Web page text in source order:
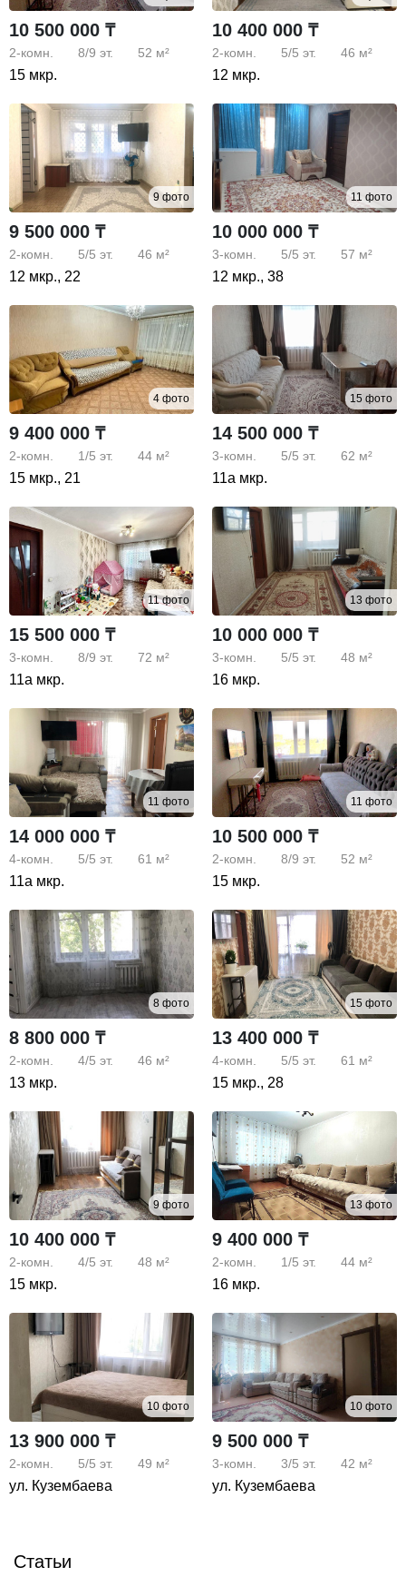
10 500 000 ₸
2-комн. 8/9 эт. 52 м²
15 мкр.
10 400 000 ₸
2-комн. 5/5 эт. 46 м²
12 мкр.
9 фото
9 500 000 ₸
2-комн. 5/5 эт. 46 м²
12 мкр., 22
11 фото
10 000 000 ₸
3-комн. 5/5 эт. 57 м²
12 мкр., 38
4 фото
9 400 000 ₸
2-комн. 1/5 эт. 44 м²
15 мкр., 21
15 фото
14 500 000 ₸
3-комн. 5/5 эт. 62 м²
11а мкр.
11 фото
15 500 000 ₸
3-комн. 8/9 эт. 72 м²
11а мкр.
13 фото
10 000 000 ₸
3-комн. 5/5 эт. 48 м²
16 мкр.
11 фото
14 000 000 ₸
4-комн. 5/5 эт. 61 м²
11а мкр.
11 фото
10 500 000 ₸
2-комн. 8/9 эт. 52 м²
15 мкр.
8 фото
8 800 000 ₸
2-комн. 4/5 эт. 46 м²
13 мкр.
15 фото
13 400 000 ₸
4-комн. 5/5 эт. 61 м²
15 мкр., 28
9 фото
10 400 000 ₸
2-комн. 4/5 эт. 48 м²
15 мкр.
13 фото
9 400 000 ₸
2-комн. 1/5 эт. 44 м²
16 мкр.
10 фото
13 900 000 ₸
2-комн. 5/5 эт. 49 м²
ул. Кузембаева
10 фото
9 500 000 ₸
3-комн. 3/5 эт. 42 м²
ул. Кузембаева
Статьи